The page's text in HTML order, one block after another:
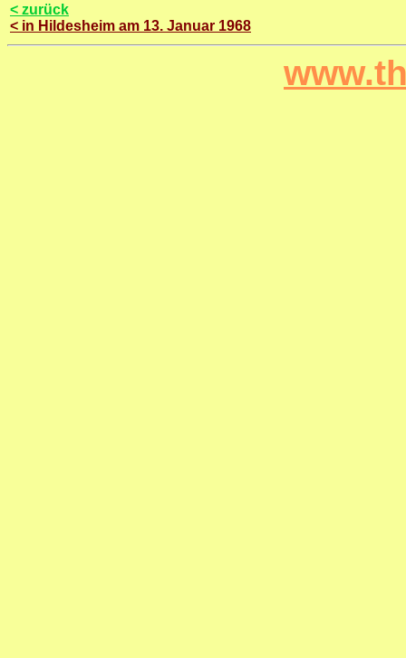
< zurück
< in Hildesheim am 13. Januar 1968